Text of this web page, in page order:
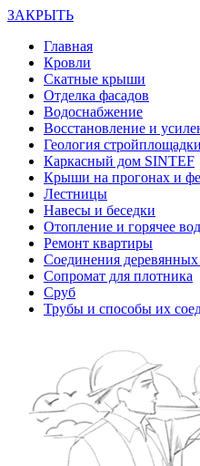
ЗАКРЫТЬ
Главная
Кровли
Скатные крыши
Отделка фасадов
Водоснабжение
Восстановление и
Геология стройплощадки
Каркасный дом SINTEF
Крыши на прогонах и
Лестницы
Навесы и беседки
Отопление и горячее
Ремонт квартиры
Соединения деревянных
Сопромат для плотника
Сруб
Трубы и способы их